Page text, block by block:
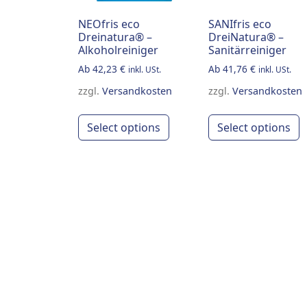
NEOfris eco
Dreinatura® –
Alkoholreiniger
Ab 42,23 € inkl. USt.
zzgl. Versandkosten
Select options
This product has
SANIfris eco
DreiNatura® –
Sanitärreiniger
Ab41,76€ inkl. USt.
zzgl.Versandkosten
Select options